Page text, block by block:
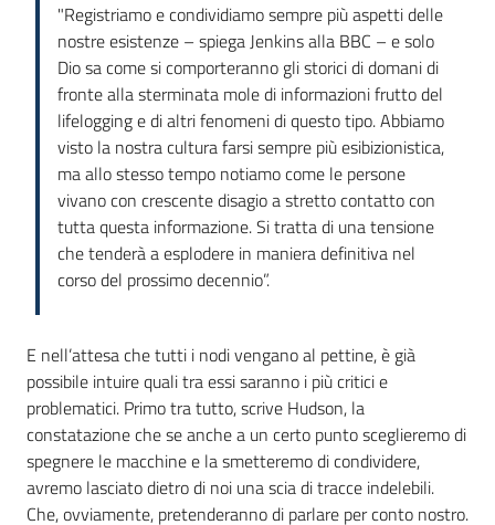
"Registriamo e condividiamo sempre più aspetti delle
nostre esistenze – spiega Jenkins alla BBC – e solo
Dio sa come si comporteranno gli storici di domani di
fronte alla sterminata mole di informazioni frutto del
lifelogging e di altri fenomeni di questo tipo. Abbiamo
visto la nostra cultura farsi sempre più esibizionistica,
ma allo stesso tempo notiamo come le persone
vivano con crescente disagio a stretto contatto con
tutta questa informazione. Si tratta di una tensione
che tenderà a esplodere in maniera definitiva nel
corso del prossimo decennio”.
E nell’attesa che tutti i nodi vengano al pettine, è già
possibile intuire quali tra essi saranno i più critici e
problematici. Primo tra tutto, scrive Hudson, la
constatazione che se anche a un certo punto sceglieremo di
spegnere le macchine e la smetteremo di condividere,
avremo lasciato dietro di noi una scia di tracce indelebili.
Che, ovviamente, pretenderanno di parlare per conto nostro.